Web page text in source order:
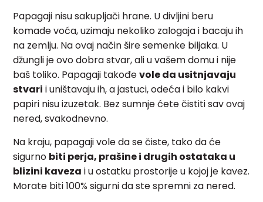
Papagaji nisu sakupljači hrane. U divljini beru
komade voća, uzimaju nekoliko zalogaja i bacaju ih
na zemlju. Na ovaj način šire semenke biljaka. U
džungli je ovo dobra stvar, ali u vašem domu i nije
baš toliko. Papagaji takođevole da usitnjavaju
stvari i uništavaju ih, a jastuci, odeća i bilo kakvi
papiri nisu izuzetak. Bez sumnje ćete čistiti sav ovaj
nered, svakodnevno.
Na kraju, papagaji vole da se čiste, tako da će
sigurno biti perja, prašine i drugih ostataka u
blizini kaveza i u ostatku prostorije u kojoj je kavez.
Morate biti 100% sigurni da ste spremni za nered.